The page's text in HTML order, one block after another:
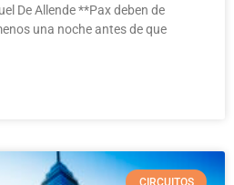
De Allende **Pax deben de
una noche antes de que
CIRCUITOS